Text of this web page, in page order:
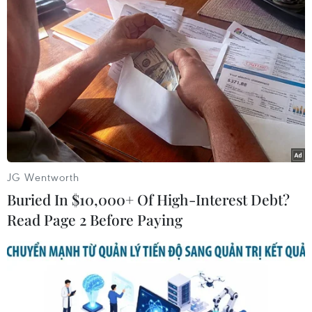
hiện đại, đến triển khai Lumi - tổng đài AI hỗ
trợ chăm sóc khách hàng, LPBank từng bước
hiện thực hóa mục tiêu xây dựng hệ sinh thái tài
chính số hiện đại, thuận tiện và dễ tiếp cận hơn
cho người dùng.
Ông Đặng Công Hoàn, Phó Tổng Giám đốc kiêm
Giám đốc Ngân hàng Bán lẻ LPBank cho biết:
“LPBank hướng tới việc xây dựng các giải pháp
tài chính thông minh, hiện đại và trọn gói để có
thể phục vụ hiệu quả nhiều nhóm khách hàng
khác nhau, từ người trẻ, người lao động, công
chức, viên chức, lực lượng vũ trang đến hộ kinh
doanh, khách hàng cá nhân ưu tiên cũng như
khách hàng an sinh xã hội. Chúng tôi mong
muốn các sản phẩm, dịch vụ với hàm lượng
công nghệ cao sẽ giúp người dân tiếp cận các
JG Wentworth
Buried In $10,000+ Of High-Interest Debt?
Read Page 2 Before Paying